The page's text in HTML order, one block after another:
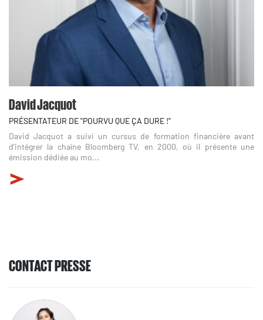
David Jacquot
PRÉSENTATEUR DE "POURVU QUE ÇA DURE !"
David Jacquot a suivi un cursus de formation financière avant
d’intégrer la chaîne Bloomberg TV, en 2000, où il présente une
émission dédiée au mo...
CONTACT PRESSE